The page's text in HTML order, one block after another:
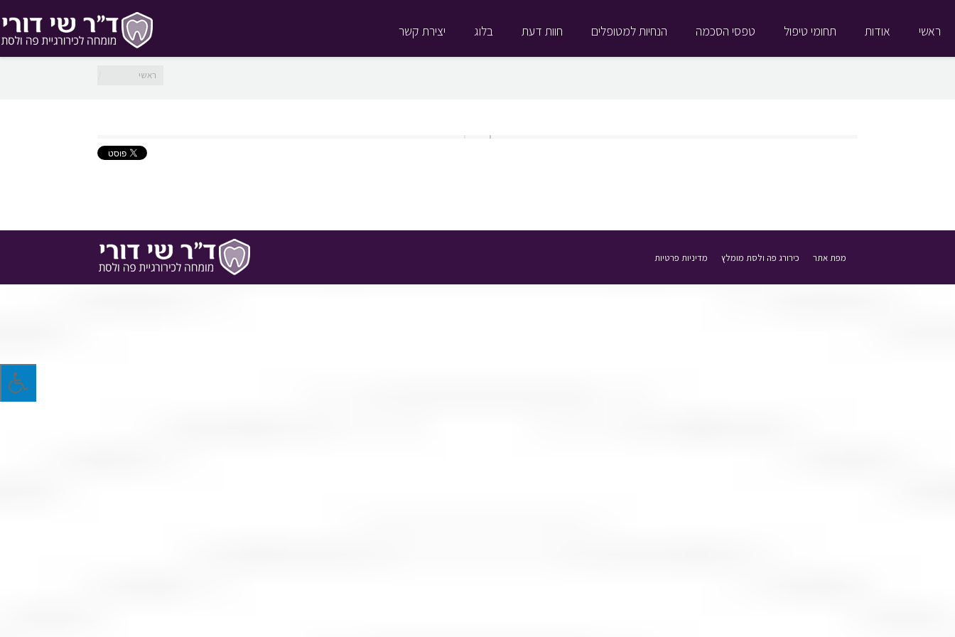
ראשי אודות תחומי טיפול טפסי הסכמה הנחיות למטופלים חוות דעת בלוג יצירת קשר
מיקומך כאןראשי
מפת אתר כירורג פה ולסת מומלץ מדיניות פרטיות